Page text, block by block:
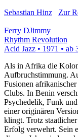
Sebastian Hinz
Zur
Ferry DJimmy
Rhythm Revolution
Acid Jazz • 1971 • ab
Als in Afrika die
Aufbruchstimmung.
Fusionen
Clubs. In Benin
Psychedelik, Funk
einer originären
klingt. Trotz
Erfolg verwehrt. Sein